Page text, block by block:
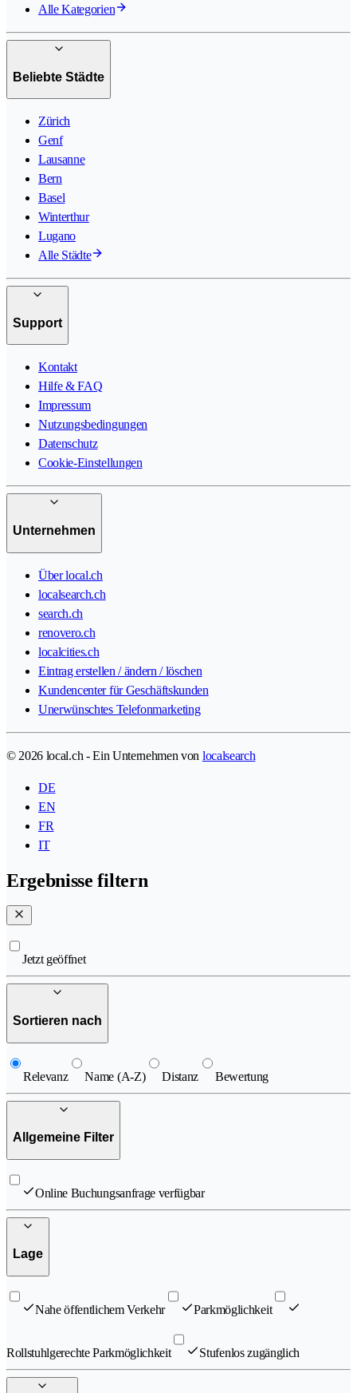
Alle Kategorien
Beliebte Städte
Zürich
Genf
Lausanne
Bern
Basel
Winterthur
Lugano
Alle Städte
Support
Kontakt
Hilfe & FAQ
Impressum
Nutzungsbedingungen
Datenschutz
Cookie-Einstellungen
Unternehmen
Über local.ch
localsearch.ch
search.ch
renovero.ch
localcities.ch
Eintrag erstellen / ändern / löschen
Kundencenter für Geschäftskunden
Unerwünschtes Telefonmarketing
© 2026 local.ch - Ein Unternehmen von localsearch
DE
EN
FR
IT
Ergebnisse filtern
Jetzt geöffnet
Sortieren nach
Relevanz Name (A-Z) Distanz Bewertung
Allgemeine Filter
Online Buchungsanfrage verfügbar
Lage
Nahe öffentlichem Verkehr Parkmöglichkeit
Rollstuhlgerechte Parkmöglichkeit Stufenlos zugänglich